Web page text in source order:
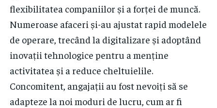
flexibilitatea companiilor și a forței de muncă.
Numeroase afaceri și-au ajustat rapid modelele
de operare, trecând la digitalizare și adoptând
inovații tehnologice pentru a menține
activitatea și a reduce cheltuielile.
Concomitent, angajații au fost nevoiți să se
adapteze la noi moduri de lucru, cum ar fi